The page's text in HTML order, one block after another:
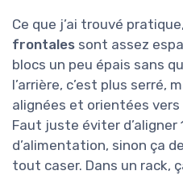
Ce que j’ai trouvé
frontales sont assez
blocs un peu épais sans
l’arrière, c’est plus serré,
alignées et orientées vers
Faut juste éviter d’aligner
d’alimentation, sinon ça
tout caser. Dans un rack,